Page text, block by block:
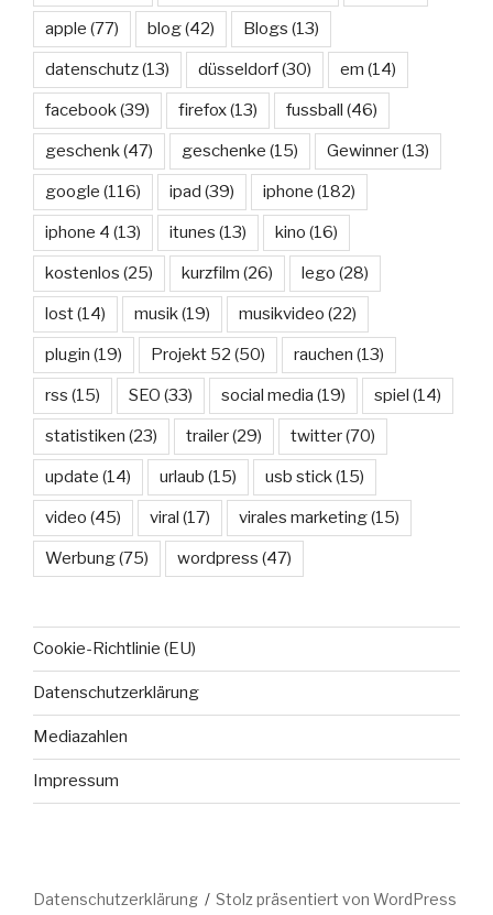
apple (77) blog(42) Blogs (13)
datenschutz(13) düsseldorf(30) em (14)
facebook(39) firefox(13) fussball (46)
geschenk(47) geschenke (15) Gewinner(13)
google (116) ipad (39) iphone (182)
iphone 4 (13) itunes (13) kino (16)
kostenlos (25) kurzfilm (26) lego (28)
lost(14) musik(19) musikvideo (22)
plugin (19) Projekt 52 (50) rauchen (13)
rss (15) SEO (33) social media (19) spiel (14)
statistiken (23) trailer(29) twitter(70)
update (14) urlaub (15) usb stick(15)
video (45) viral (17) virales marketing(15)
Werbung(75) wordpress (47)
Cookie-Richtlinie (EU)
Datenschutzerklärung
Mediazahlen
Impressum
Datenschutzerklärung Stolz präsentiert von WordPress